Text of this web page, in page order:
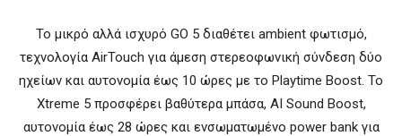
Το μικρό αλλά ισχυρό GO 5 διαθέτει ambient φωτισμό,
τεχνολογία AirTouch για άμεση στερεοφωνική σύνδεση δύο
ηχείων και αυτονομία έως 10 ώρες με το Playtime Boost. Το
Xtreme 5 προσφέρει βαθύτερα μπάσα, AI Sound Boost,
αυτονομία έως 28 ώρες και ενσωματωμένο power bank για